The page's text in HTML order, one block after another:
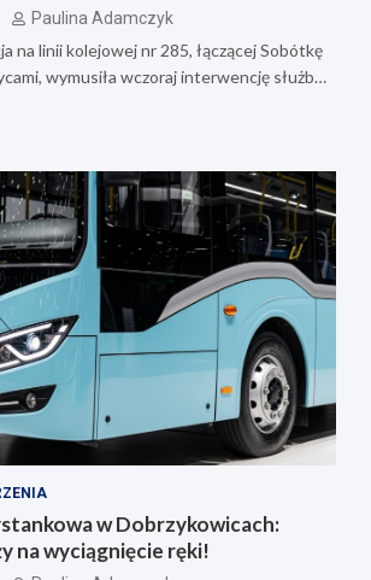
Paulina Adamczyk
na linii kolejowej nr 285, łączącej Sobótkę
wymusiła wczoraj interwencję służb…
w Dobrzykowicach:
na wyciągnięcie ręki!